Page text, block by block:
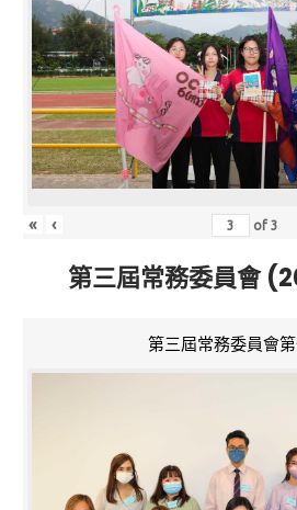
« ‹ of3
第三屆常務委員會
第三屆常務委員會